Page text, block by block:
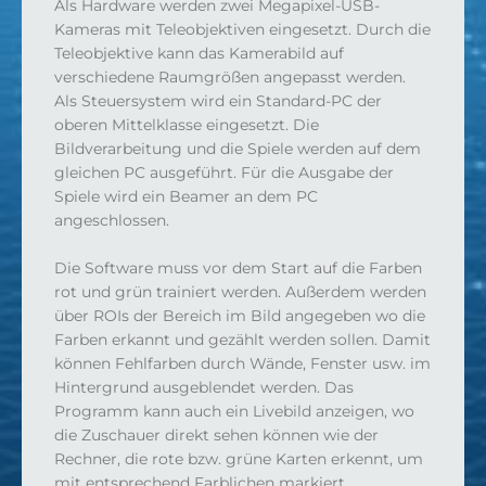
Als Hardware werden zwei Megapixel-USB-
Kameras mit Teleobjektiven eingesetzt. Durch die
Teleobjektive kann das Kamerabild auf
verschiedene Raumgrößen angepasst werden.
Als Steuersystem wird ein Standard-PC der
oberen Mittelklasse eingesetzt. Die
Bildverarbeitung und die Spiele werden auf dem
gleichen PC ausgeführt. Für die Ausgabe der
Spiele wird ein Beamer an dem PC
angeschlossen.
Die Software muss vor dem Start auf die Farben
rot und grün trainiert werden. Außerdem werden
über ROIs der Bereich im Bild angegeben wo die
Farben erkannt und gezählt werden sollen. Damit
können Fehlfarben durch Wände, Fenster usw. im
Hintergrund ausgeblendet werden. Das
Programm kann auch ein Livebild anzeigen, wo
die Zuschauer direkt sehen können wie der
Rechner, die rote bzw. grüne Karten erkennt, um
mit entsprechend Farblichen markiert.